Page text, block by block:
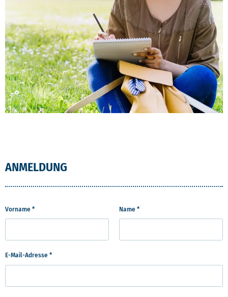
ANMELDUNG
Vorname * Name *
E-Mail-Adresse *